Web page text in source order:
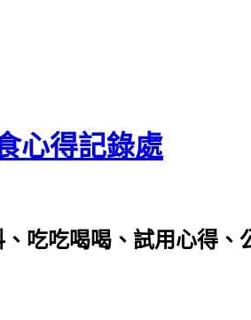
心得記錄處
吃吃喝喝、試用心得、